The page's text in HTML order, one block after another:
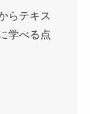
らテキス
学べる点